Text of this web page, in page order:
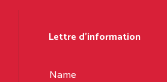
Lettre d'information
Name